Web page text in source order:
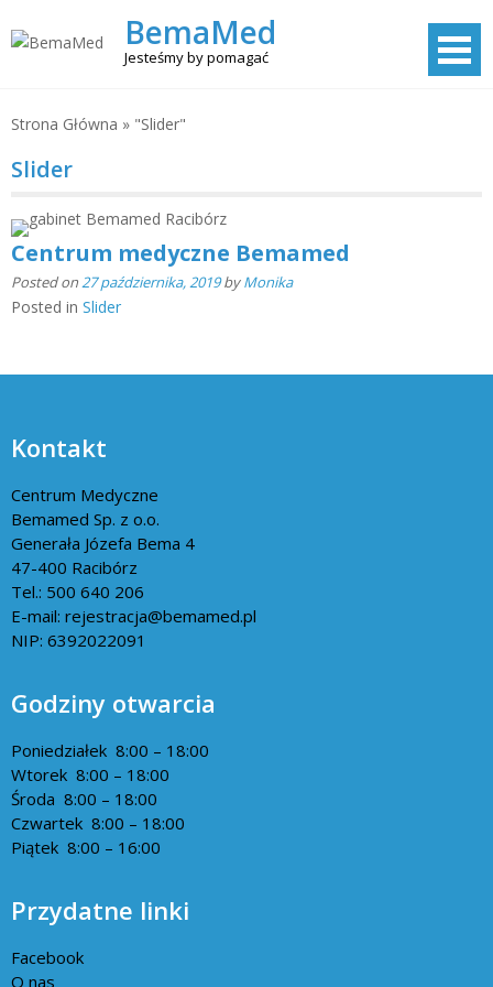
to
BemaMed
Jesteśmy by pomagać
Strona Główna » "Slider"
Slider
Centrum medyczne Bemamed
Posted on27 października, 2019byMonika
Posted in Slider
Kontakt
Centrum Medyczne
Bemamed Sp. z o.o.
Generała Józefa Bema 4
47-400 Racibórz
Tel.: 500 640 206
E-mail: rejestracja@bemamed.pl
NIP: 6392022091
Godziny otwarcia
Poniedziałek 8:00 – 18:00
Wtorek 8:00 – 18:00
Środa 8:00 – 18:00
Czwartek 8:00 – 18:00
Piątek 8:00 – 16:00
Przydatne linki
Facebook
O nas